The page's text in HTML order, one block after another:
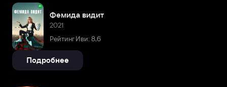
Фемида видит
2021
Рейтинг Иви: 8,6
Подробнее